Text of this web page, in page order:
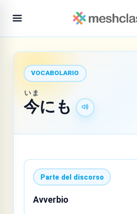
VOCABOLARIO
今
いま
にも
Parte del discorso
Avverbio